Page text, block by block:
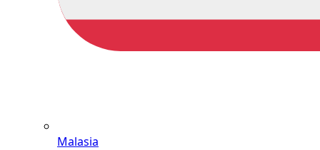
Malasia